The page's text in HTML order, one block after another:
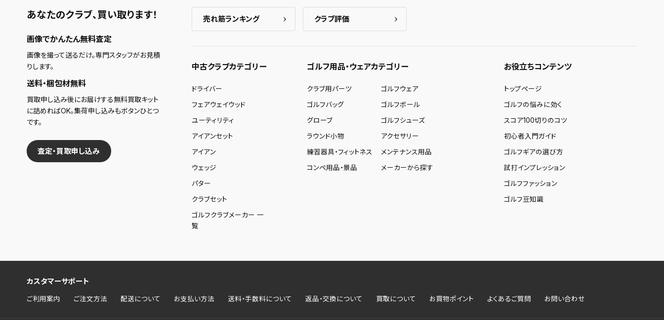
あなたのクラブ、 買い取ります！
画像でかんたん無料査定
画像を撮って送るだけ。専門スタッフがお見積
りします。
送料・梱包材無料
買取申し込み後にお届けする無料買取キット
に詰めればOK。集荷申し込みもボタンひとつ
です。
査定・買取申し込み
売れ筋ランキング クラブ評価
中古クラブカテゴリー
ドライバー
フェアウェイウッド
ユーティリティ
アイアンセット
アイアン
ウェッジ
パター
クラブセット
ゴルフクラブメーカー 一
覧
ゴルフ用品・ウェアカテゴリー
クラブ用パーツ
ゴルフウェア
ゴルフバッグ
ゴルフボール
グローブ
ゴルフシューズ
ラウンド小物
アクセサリー
練習器具・フィットネス
メンテナンス用品
コンペ用品・景品
メーカーから探す
お役立ちコンテンツ
トップページ
ゴルフの悩みに効く
スコア100切りのコツ
初心者入門ガイド
ゴルフギアの選び方
試打インプレッション
ゴルフファッション
ゴルフ豆知識
カスタマーサポート
ご利用案内 ご注文方法 配送について お支払い方法 送料・手数料について 返品・交換について 買取について お買物ポイント よくあるご質問 お問い合わせ